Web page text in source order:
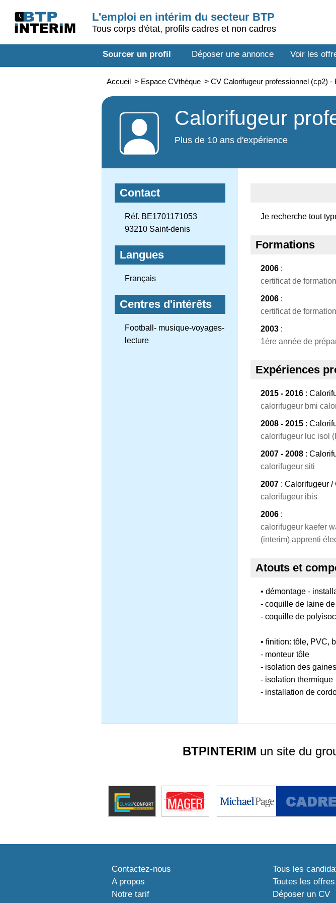
L'emploi en intérim du secteur BTP
Tous corps d'état, profils cadres et non cadres
Sourcer un profil Déposer une annonce Voir les
Accueil > Espace CVthèque > CV Calorifugeur professionnel (cp2) -
Calorifugeur
Plus de 10 ans d'expérience
Contact
Réf. BE1701171053
93210 Saint-denis
Langues
Français
Centres d'intérêts
Football- musique-voyages-
lecture
Je recherche tout
Formations
2006 :
certificat de
2006 :
certificat de
2003 :
1ère année de
Expériences
2015 - 2016 :
calorifugeur bmi
2008 - 2015 :
calorifugeur luc isol
2007 - 2008 :
calorifugeur siti
2007 : Calorifugeur
calorifugeur ibis
2006 :
calorifugeur kaefer
(interim) apprenti
Atouts et
• démontage -
- coquille de laine
- coquille de
• finition: tôle, PVC,
- monteur tôle
- isolation des gaines
- isolation thermique
- installation de
BTPINTERIM un site du
Contactez-nous
A propos
Notre tarif
Tous les
Toutes les
Déposer un CV